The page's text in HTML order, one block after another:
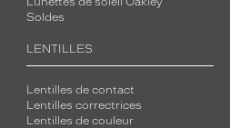
Soldes
LENTILLES
Lentilles de contact
Lentilles correctrices
Lentilles de couleur